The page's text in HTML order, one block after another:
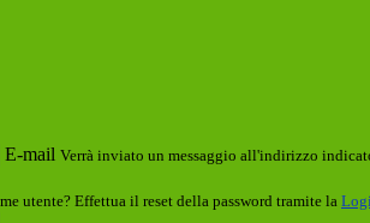
E-mail Verrà inviato un messaggio all'indirizzo
utente? Effettua il reset della password tramite la